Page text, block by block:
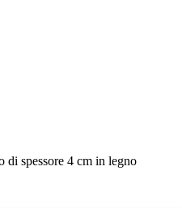
di spessore 4 cm in legno